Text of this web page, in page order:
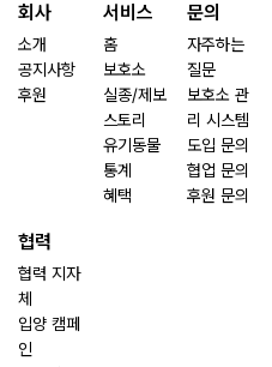
회사
소개
공지사항
후원
서비스
홈
보호소
실종/제보
스토리
유기동물
통계
혜택
문의
자주하는
질문
보호소 관
리 시스템
도입 문의
협업 문의
후원 문의
협력
협력 지자
체
입양 캠페
인